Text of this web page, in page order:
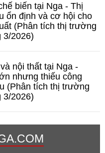
biến tại Nga - Thị
ổn định và cơ hội cho
(Phân tích thị trường
3/2026)
nội thất tại Nga -
nhưng thiếu công
(Phân tích thị trường
3/2026)